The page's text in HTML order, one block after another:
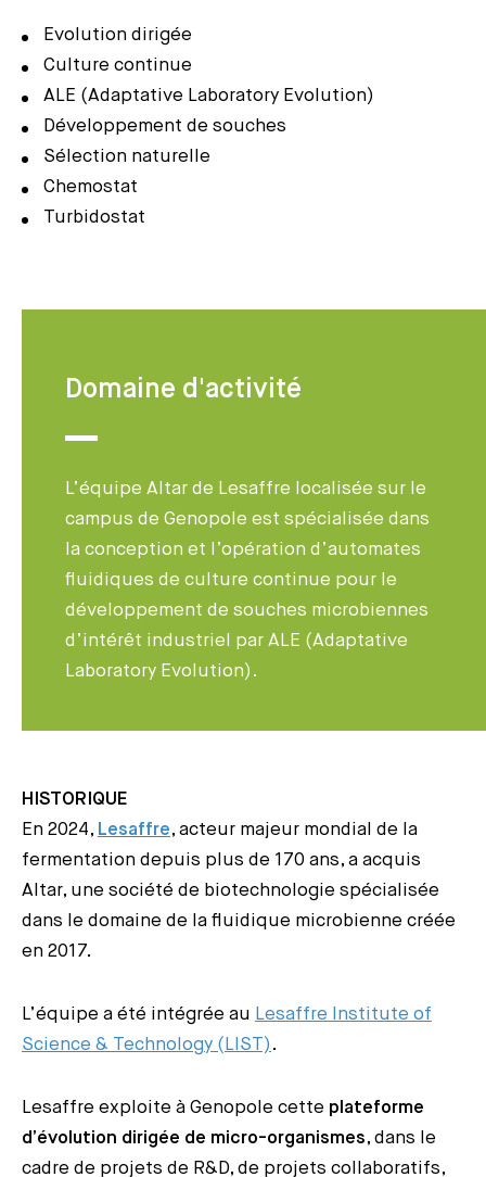
Evolution dirigée
Culture continue
ALE (Adaptative Laboratory Evolution)
Développement de souches
Sélection naturelle
Chemostat
Turbidostat
Domaine d'activité
L’équipe Altar de Lesaffre localisée sur le
campus de Genopole est spécialisée dans
la conception et l’opération d’automates
fluidiques de culture continue pour le
développement de souches microbiennes
d’intérêt industriel par ALE (Adaptative
Laboratory Evolution).
HISTORIQUE
En 2024, Lesaffre, acteur majeur mondial de la
fermentation depuis plus de 170 ans, a acquis
Altar, une société de biotechnologie spécialisée
dans le domaine de la fluidique microbienne créée
en 2017.
L’équipe a été intégrée au Lesaffre Institute of
Science & Technology (LIST) .
Lesaffre exploite à Genopole cette plateforme
d’évolution dirigée de micro-organismes, dans le
cadre de projets de R&D, de projets collaboratifs,